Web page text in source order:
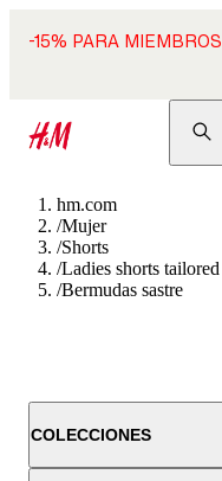
-15% PARA MIEMBROS
hm.com
/Mujer
/Shorts
/Ladies shorts tailored
/Bermudas sastre
COLECCIONES